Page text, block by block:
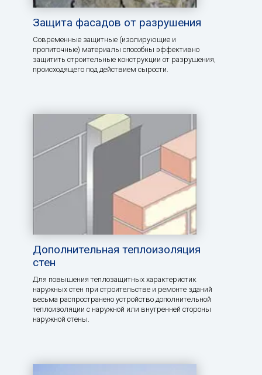
Защита фасадов от разрушения
Современные защитные (изолирующие и
пропиточные) материалы способны эффективно
защитить строительные конструкции от разрушения,
происходящего под действием сырости.
Дополнительная теплоизоляция
стен
Для повышения теплозащитных характеристик
наружных стен при строительстве и ремонте зданий
весьма распространено устройство дополнительной
теплоизоляции с наружной или внутренней стороны
наружной стены.